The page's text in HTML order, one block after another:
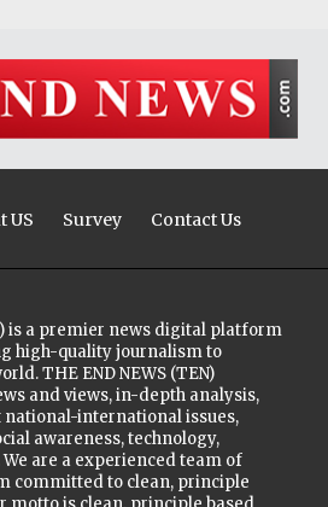
US Survey Contact Us
is a premier news digital platform
high-quality journalism to
THE END NEWS (TEN)
and views, in-depth analysis,
national-international issues,
awareness, technology,
are a experienced team of
committed to clean, principle